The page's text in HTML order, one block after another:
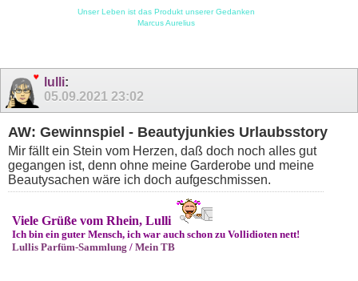
Unser Leben ist das Produkt unserer Gedanken
Marcus Aurelius
lulli:
05.09.2021 23:02
AW: Gewinnspiel - Beautyjunkies Urlaubsstory
Mir fällt ein Stein vom Herzen, daß doch noch alles gut
gegangen ist, denn ohne meine Garderobe und meine
Beautysachen wäre ich doch aufgeschmissen.
Viele Grüße vom Rhein, Lulli
Ich bin ein guter Mensch, ich war auch schon zu Vollidioten nett!
Lullis Parfüm-Sammlung / Mein TB